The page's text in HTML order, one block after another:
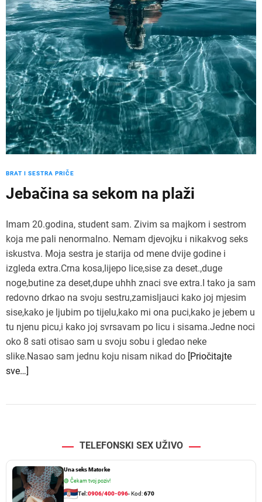
BRAT I SESTRA PRIČE
Jebačina sa sekom na plaži
Imam 20.godina, student sam. Zivim sa majkom i sestrom
koja me pali nenormalno. Nemam djevojku i nikakvog seks
iskustva. Moja sestra je starija od mene dvije godine i
izgleda extra.Crna kosa,lijepo lice,sise za deset.,duge
noge,butine za deset,dupe uhhh znaci sve extra.I tako ja sam
redovno drkao na svoju sestru,zamisljauci kako joj mjesim
sise,kako je ljubim po tijelu,kako mi ona puci,kako je jebem u
tu njenu picu,i kako joj svrsavam po licu i sisama.Jedne noci
oko 8 sati otisao sam u svoju sobu i gledao neke
slike.Nasao sam jednu koju nisam nikad do [Priočitajte
sve…]
TELEFONSKI SEX UŽIVO
Una seks Matorke
🟢 Čekam tvoj poziv!
Tel:0906/400-096- Kod:670